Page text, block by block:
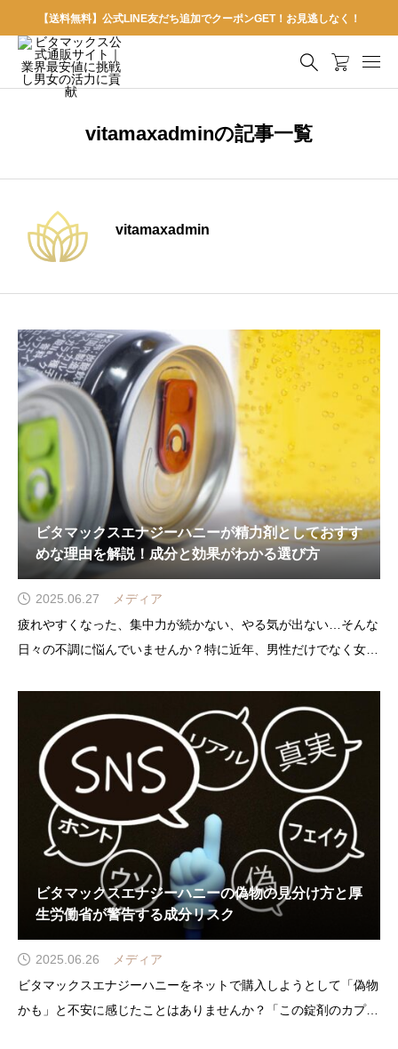
【送料無料】公式LINE友だち追加でクーポンGET！お見逃しなく！
vitamaxadminの記事一覧
vitamaxadmin
ビタマックスエナジーハニーが精力剤としておすす
めな理由を解説！成分と効果がわかる選び方
2025.06.27
メディア
疲れやすくなった、集中力が続かない、やる気が出ない…そんな
日々の不調に悩んでいませんか？特に近年、男性だけでなく女性
「サプリメント成分配合」の製品に対する注目が高まっており、
ビタマックスエナジーハニーの偽物の見分け方と厚
生労働省が警告する成分リスク
2025.06.26
メディア
ビタマックスエナジーハニーをネットで購入しようとして「偽物
かも」と不安に感じたことはありませんか？「この錠剤のカプセ